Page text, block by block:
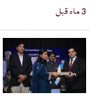
3 ماہ قبل